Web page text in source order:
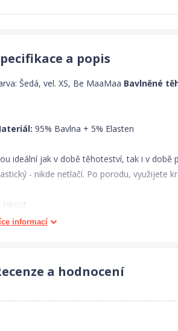
a popis
Šedá, vel. XS, Be MaaMaa Bavlněné
95% Bavlna + 5% Elasten
ideální jak v době těhoteství, tak i v
- nikde netlačí. Po porodu, využijete
Jakost.
ve vel. XS - XXL
informací
a hodnocení